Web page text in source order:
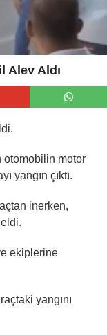
Alev Aldı
otomobilin motor
yangın çıktı.
inerken,
ekiplerine
yangını